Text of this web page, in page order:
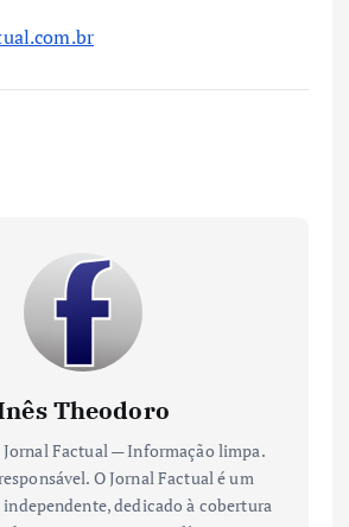
Theodoro
Jornal Factual — Informação limpa.
O Jornal Factual é um
dedicado à cobertura